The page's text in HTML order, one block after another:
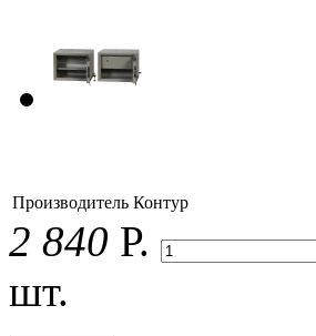
Производитель Контур
2 840 Р.
шт.